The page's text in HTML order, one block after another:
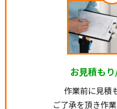
お見積も
作業前に見積
ご了承を頂き作業